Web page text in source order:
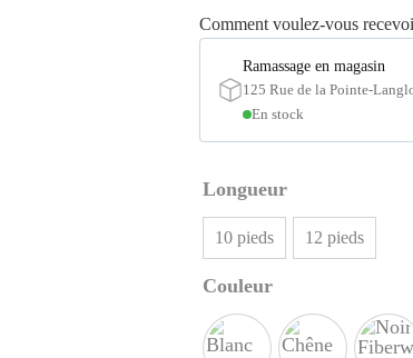
Comment voulez-vous
Ramassage en magasin
125 Rue de la Pointe-
En stock
Longueur
10 pieds 12 pieds
Couleur